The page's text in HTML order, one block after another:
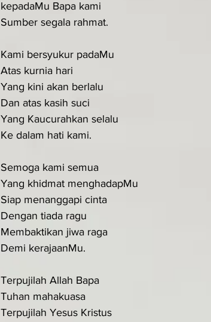
kepadaMu Bapa kami
Sumber segala rahmat.
Kami bersyukur padaMu
Atas kurnia hari
Yang kini akan berlalu
Dan atas kasih suci
Yang Kaucurahkan selalu
Ke dalam hati kami.
Semoga kami semua
Yang khidmat menghadapMu
Siap menanggapi cinta
Dengan tiada ragu
Membaktikan jiwa raga
Demi kerajaanMu.
Terpujilah Allah Bapa
Tuhan mahakuasa
Terpujilah Yesus Kristus